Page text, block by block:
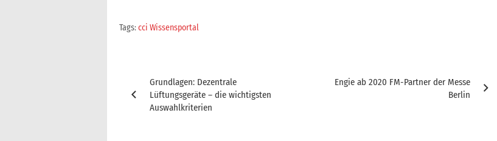
Tags:cci Wissensportal
Grundlagen: Dezentrale
Lüftungsgeräte – die wichtigsten
Auswahlkriterien
Engie ab 2020 FM-Partner der Messe
Berlin